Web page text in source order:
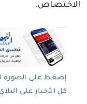
الاختصاص.
إضغط على الصورة
كل الآخبار على